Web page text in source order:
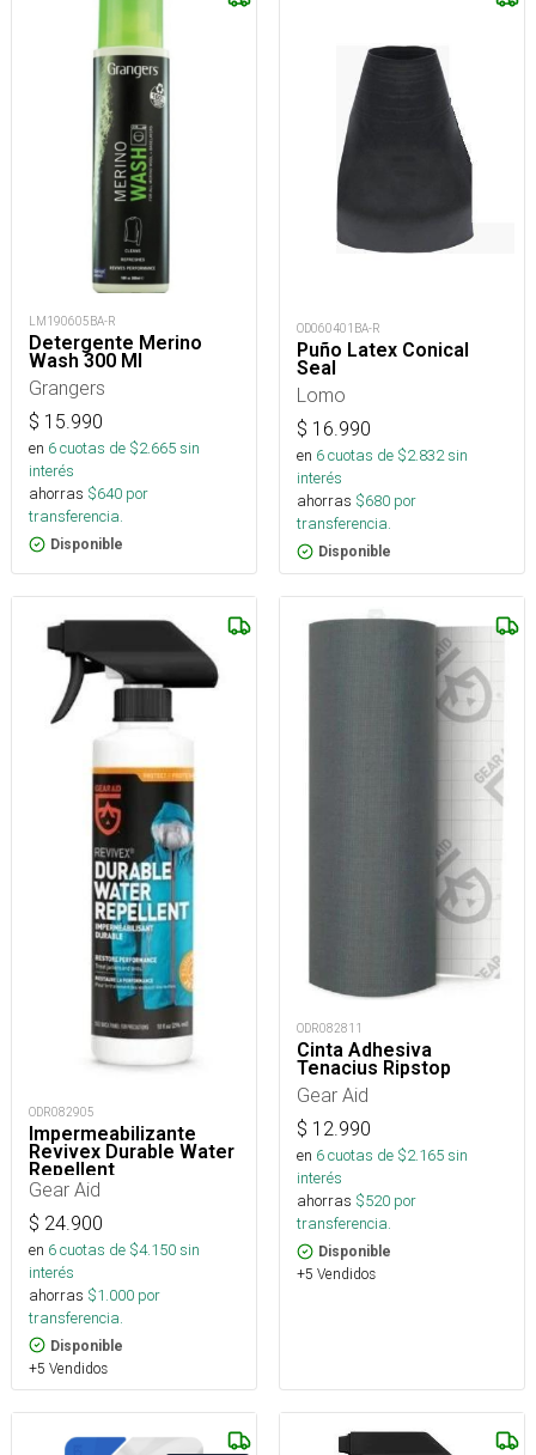
LM190605BA-R
Detergente Merino
Wash 300 Ml
Grangers
$ 15.990
en 6cuotas de $2.665sin
interés
ahorras $640 por
transferencia.
Disponible
OD060401BA-R
Puño Latex Conical
Seal
Lomo
$ 16.990
en 6cuotas de $2.832sin
interés
ahorras $680 por
transferencia.
Disponible
ODR082905
Impermeabilizante
Revivex Durable Water
Repellent
Gear Aid
$ 24.900
en 6cuotas de $4.150sin
interés
ahorras $1.000 por
transferencia.
Disponible
+5 Vendidos
ODR082811
Cinta Adhesiva
Tenacius Ripstop
Gear Aid
$ 12.990
en 6cuotas de $2.165sin
interés
ahorras $520 por
transferencia.
Disponible
+5 Vendidos